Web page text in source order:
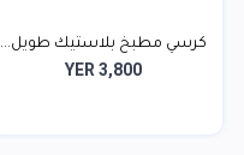
كرسي مطبخ بلاستيك طويل...
YER 3,800